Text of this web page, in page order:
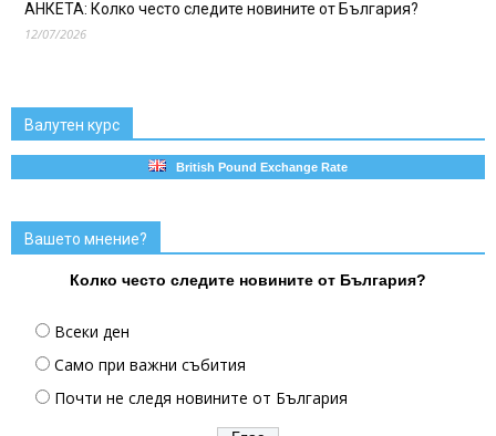
АНКЕТА: Колко често следите новините от България?
12/07/2026
Валутен курс
British Pound Exchange Rate
Вашето мнение?
Колко често следите новините от България?
Всеки ден
Само при важни събития
Почти не следя новините от България